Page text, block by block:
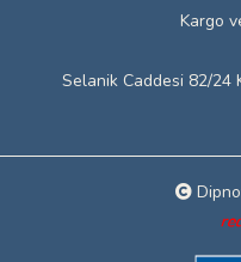
Kargo
Selanik Caddesi 82/24